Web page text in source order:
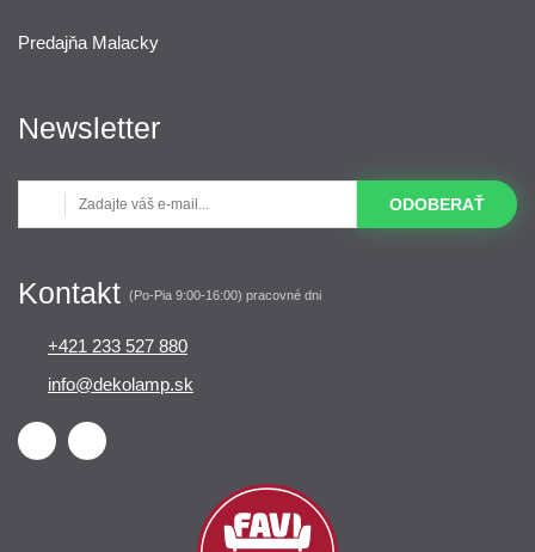
Predajňa Malacky
Newsletter
ODOBERAŤ
Kontakt (Po-Pia 9:00-16:00) pracovné dni
+421 233 527 880
info@dekolamp.sk